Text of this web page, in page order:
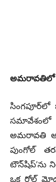
అమరావతిలో
సింగపూర్‌లో
అమరావతి
పుంగోల్
టౌన్‌షిప్’ను
ఒక రోల్